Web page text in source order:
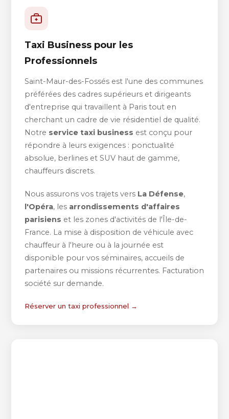
Taxi Business pour les
Professionnels
Saint-Maur-des-Fossés est l'une des communes
préférées des cadres supérieurs et dirigeants
d'entreprise qui travaillent à Paris tout en
cherchant un cadre de vie résidentiel de qualité.
Notre service taxi business est conçu pour
répondre à leurs exigences : ponctualité
absolue, berlines et SUV haut de gamme,
chauffeurs discrets.
Nous assurons vos trajets vers La Défense,
l'Opéra, les arrondissements d'affaires
parisiens et les zones d'activités de l'Île-de-
France. La mise à disposition de véhicule avec
chauffeur à l'heure ou à la journée est
disponible pour vos séminaires, accueils de
partenaires ou missions récurrentes. Facturation
société sur demande.
Réserver un taxi professionnel →